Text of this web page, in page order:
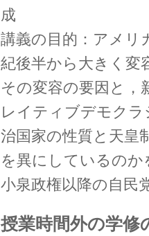
成
講義の目的：アメリ
紀後半から大きく変
その変容の要因と，
レイティブデモク
治国家の性質と天皇
を異にしているのか
小泉政権以降の自民
授業時間外の学修